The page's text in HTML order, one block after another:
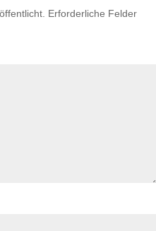
Erforderliche Felder